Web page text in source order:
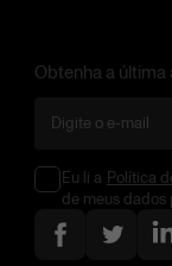
Obtenha a última
Eu li a Política
de meus dados